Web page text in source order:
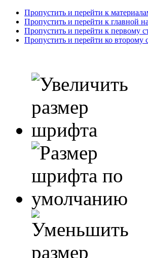
Пропустить и перейти к
Пропустить и перейти к главной
Пропустить и перейти к первому
Пропустить и перейти ко второму